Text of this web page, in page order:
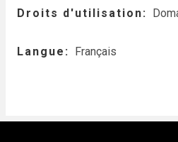
Droits d'utilisation
Langue Français